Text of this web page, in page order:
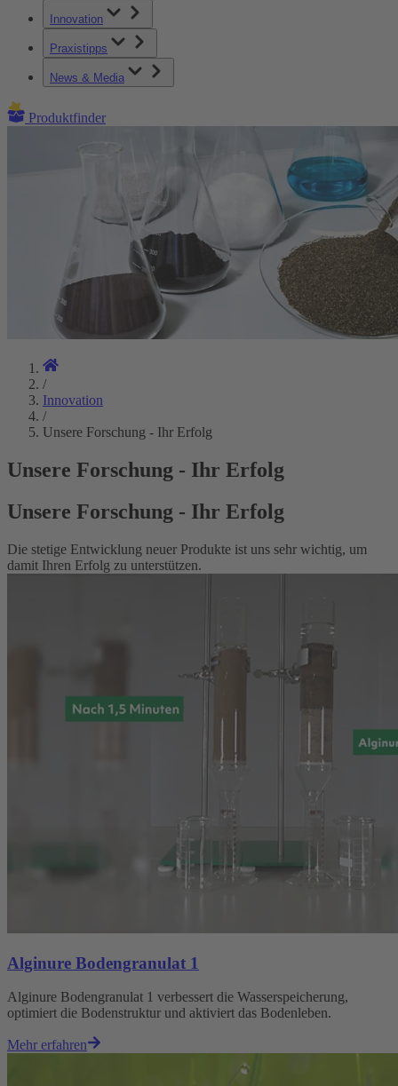
Innovation
Praxistipps
News & Media
Produktfinder
/
Innovation
/
Unsere Forschung - Ihr Erfolg
Unsere Forschung - Ihr Erfolg
Unsere Forschung - Ihr Erfolg
Die stetige Entwicklung neuer Produkte ist uns sehr wichtig, um
damit Ihren Erfolg zu unterstützen.
Alginure Bodengranulat 1
Alginure Bodengranulat 1 verbessert die Wasserspeicherung,
optimiert die Bodenstruktur und aktiviert das Bodenleben.
Mehr erfahren